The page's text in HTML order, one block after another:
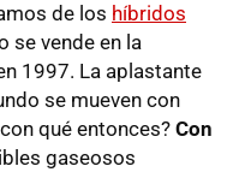
de los híbridos
se vende en la
1997. La aplastante
se mueven con
qué entonces? Con
gaseosos